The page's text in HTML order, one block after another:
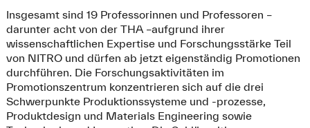
Insgesamt sind 19 Professorinnen und Professoren –
darunter acht von der THA –aufgrund ihrer
wissenschaftlichen Expertise und Forschungsstärke Teil
von NITRO und dürfen ab jetzt eigenständig Promotionen
durchführen. Die Forschungsaktivitäten im
Promotionszentrum konzentrieren sich auf die drei
Schwerpunkte Produktionssysteme und -prozesse,
Produktdesign und Materials Engineering sowie